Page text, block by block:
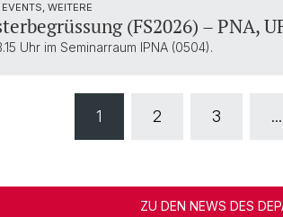
WEITERE
(FS2026) – PNA,
Uhr im Seminarraum IPNA (0504).
1 2 3 ...
ZU DEN NEWS DES